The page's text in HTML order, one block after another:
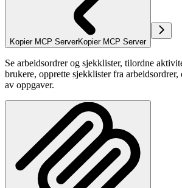
Kopier MCP ServerKopier MCP Server
Se arbeidsordrer og sjekklister, tilordne
brukere, opprette sjekklister fra
av oppgaver.